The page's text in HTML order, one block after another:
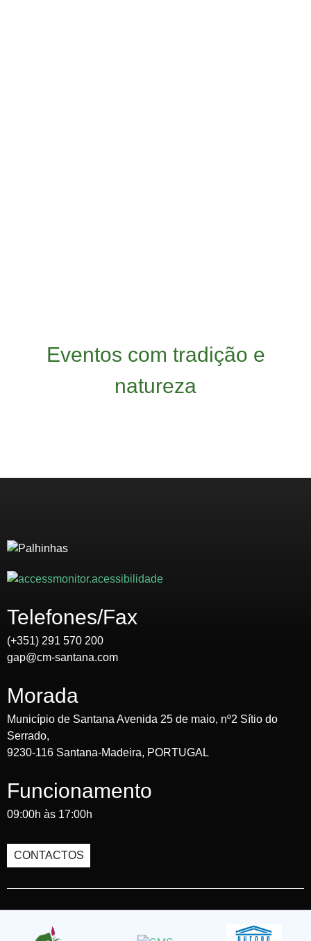
Eventos com tradição e
natureza
Telefones/Fax
(+351) 291 570 200
gap@cm-santana.com
Morada
Município de Santana Avenida 25 de maio, nº2 Sítio do
Serrado,
9230-116 Santana-Madeira, PORTUGAL
Funcionamento
09:00h às 17:00h
CONTACTOS